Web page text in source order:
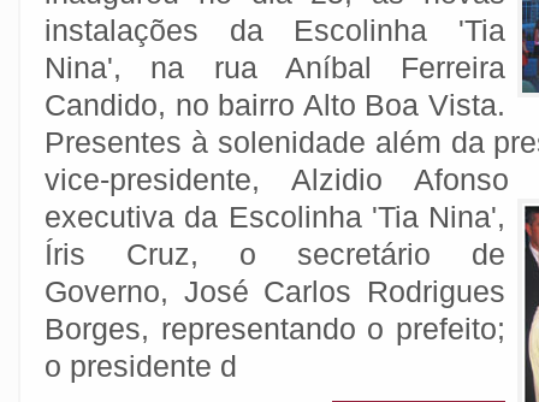
instalações da Escolinha 'Tia
Nina', na rua Aníbal Ferreira
Candido, no bairro Alto Boa Vista.
Presentes à solenidade além da
vice-presidente, Alzidio
executiva da Escolinha 'Tia Nina',
Íris Cruz, o secretário de
Governo, José Carlos Rodrigues
Borges, representando o prefeito;
o presidente d